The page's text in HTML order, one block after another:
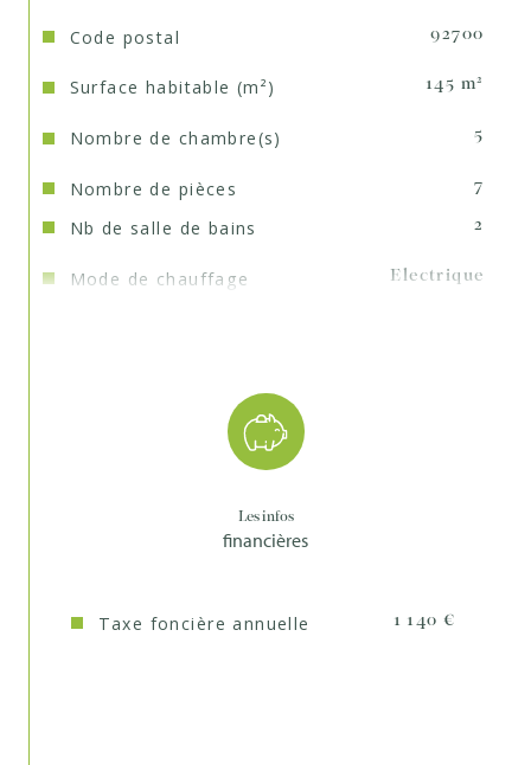
Code postal 92700
Surface habitable (m²) 145 m²
Nombre de chambre(s) 5
Nombre de pièces 7
Nb de salle de bains 2
Mode de chauffage Electrique
Quartier Centre
Les infos
financières
Taxe foncière annuelle 1 140 €